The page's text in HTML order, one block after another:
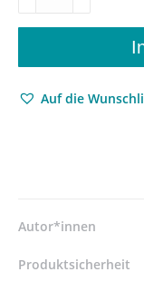
Bermbach
Danuser
Sven
Auf die
Autor*innen
Produktsicherheit